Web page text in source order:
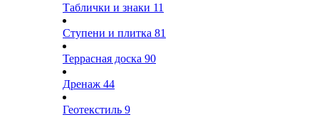
Таблички и знаки 11
Ступени и плитка 81
Террасная доска 90
Дренаж 44
Геотекстиль 9